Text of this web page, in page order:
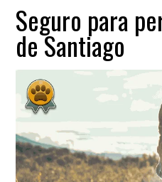
Seguro para
de Santiago